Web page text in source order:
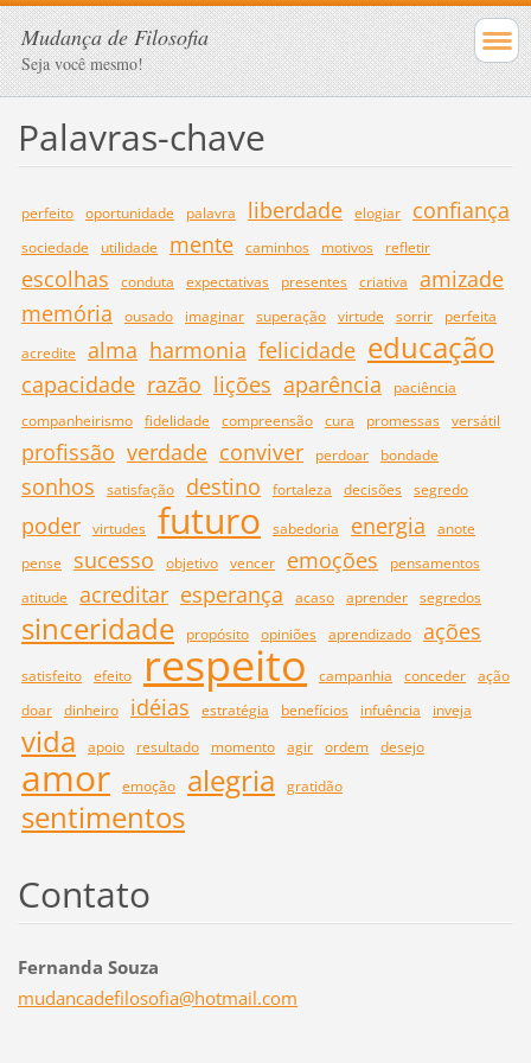
Mudança de Filosofia
Seja você mesmo!
Palavras-chave
perfeito oportunidade palavra liberdade elogiar confiança
sociedade utilidade mente caminhos motivos refletir
escolhas conduta expectativas presentes criativa
amizade
memória
ousado imaginar superação virtude sorrir
perfeita
acredite
alma harmonia felicidade educação
capacidade razão lições aparência
paciência
companheirismo fidelidade compreensão cura promessas versátil
profissão verdade conviver perdoar bondade
sonhos satisfação destino fortaleza decisões segredo
poder virtudes futuro sabedoria energia
anote
pense
sucesso objetivo vencer emoções
pensamentos
atitude
acreditar esperança acaso aprender segredos
sinceridade propósito opiniões aprendizado ações
satisfeito efeito respeito campanhia conceder ação
doar dinheiro idéias estratégia benefícios infuência inveja
vida apoio resultado momento agir ordem desejo
amor emoção alegria gratidão
sentimentos
Contato
Fernanda Souza
mudancadefilosofia@hotmail.com